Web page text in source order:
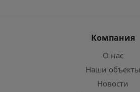
Компания
О нас
Наши объекты
Новости